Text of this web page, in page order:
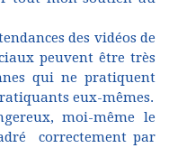
des vidéos de
peuvent être très
qui ne pratiquent
eux-mêmes.
moi-même le
correctement par